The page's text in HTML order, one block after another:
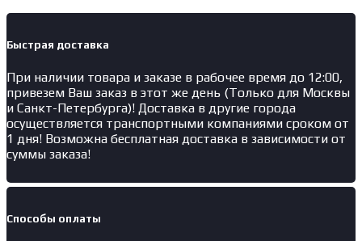
Быстрая доставка
При наличии товара и заказе в рабочее время до 12:00,
привезем Ваш заказ в этот же день (Только для Москвы
и Санкт-Петербурга)! Доставка в другие города
осуществляется транспортными компаниями сроком от
1 дня! Возможна бесплатная доставка в зависимости от
суммы заказа!
Способы оплаты